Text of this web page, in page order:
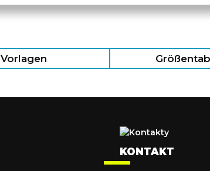
Vorlagen
KONTAKT